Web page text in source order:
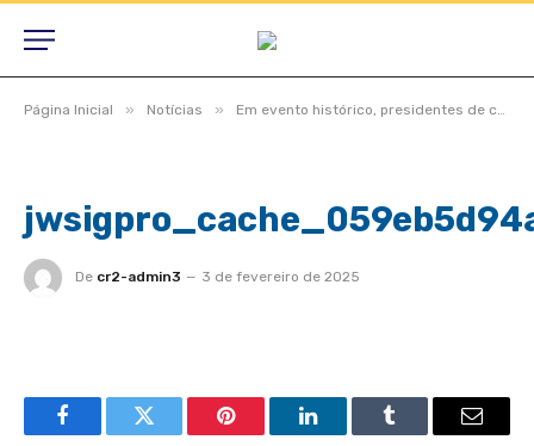
Página Inicial » Notícias » Em evento histórico, presidentes de câmaras lotam auditório do TCE-MT para primeira edição do Interage 2023
De cr2-admin3 3 de fevereiro de 2025
FacebookTwitter Pinterest LinkedInTumblr Email